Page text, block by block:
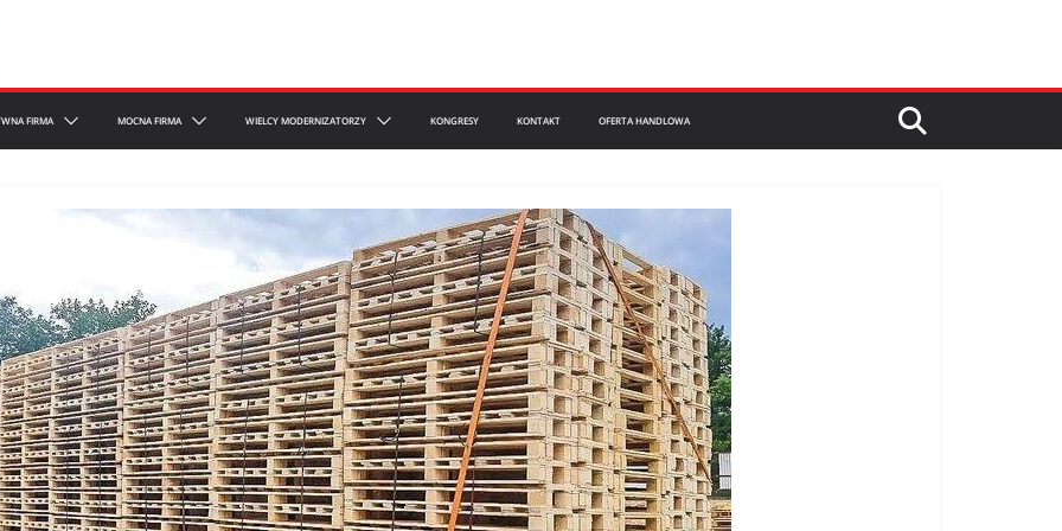
FIRMA MOCNA FIRMA WIELCY MODERNIZATORZY KONGRESY KONTAKT OFERTA HANDLOWA